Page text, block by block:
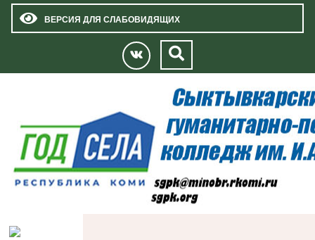
ВЕРСИЯ ДЛЯ СЛАБОВИДЯЩИХ